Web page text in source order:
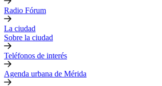
Radio Fórum
La ciudad
Sobre la ciudad
Teléfonos de interés
Agenda urbana de Mérida